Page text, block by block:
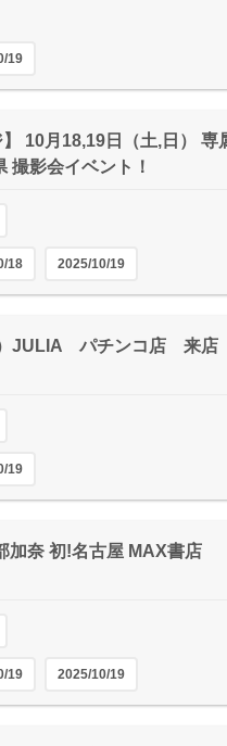
19
】 10月18,19日（土,日） 専
撮影会イベント！
18 2025/10/19
JULIA パチンコ店 来店
19
加奈 初!名古屋 MAX書店
19 2025/10/19